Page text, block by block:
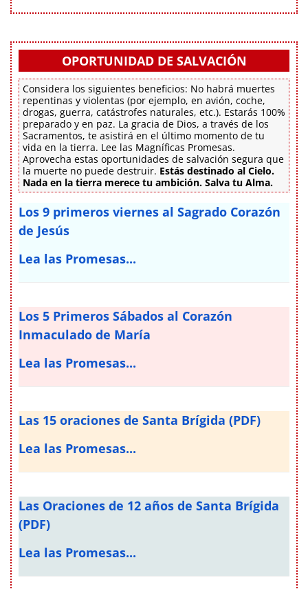
OPORTUNIDAD DE SALVACIÓN
Considera los siguientes beneficios: No habrá muertes
repentinas y violentas (por ejemplo, en avión, coche,
drogas, guerra, catástrofes naturales, etc.). Estarás 100%
preparado y en paz. La gracia de Dios, a través de los
Sacramentos, te asistirá en el último momento de tu
vida en la tierra. Lee las Magníficas Promesas.
Aprovecha estas oportunidades de salvación segura que
la muerte no puede destruir. Estás destinado al Cielo.
Nada en la tierra merece tu ambición. Salva tu Alma.
Los 9 primeros viernes al Sagrado Corazón
de Jesús
Lea las Promesas...
Los 5 Primeros Sábados al Corazón
Inmaculado de María
Lea las Promesas...
Las 15 oraciones de Santa Brígida (PDF)
Lea las Promesas...
Las Oraciones de 12 años de Santa Brígida
(PDF)
Lea las Promesas...